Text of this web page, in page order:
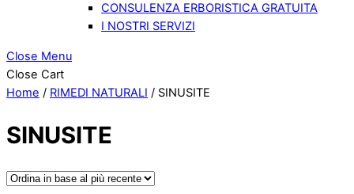
CONSULENZA ERBORISTICA GRATUITA
I NOSTRI SERVIZI
Close Menu
Close Cart
Home / RIMEDI NATURALI / SINUSITE
SINUSITE